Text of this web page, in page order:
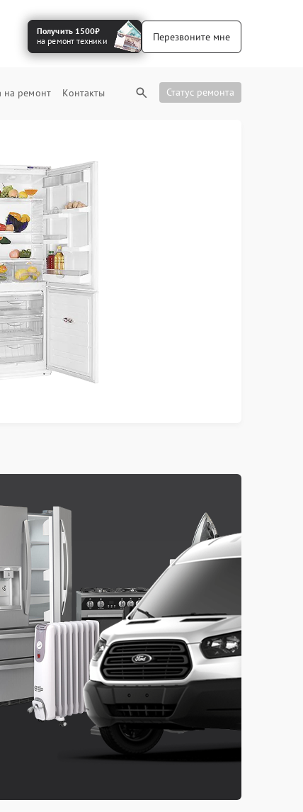
Получить 1500₽
на ремонт техники
Перезвоните мне
на ремонт Контакты Статус ремонта